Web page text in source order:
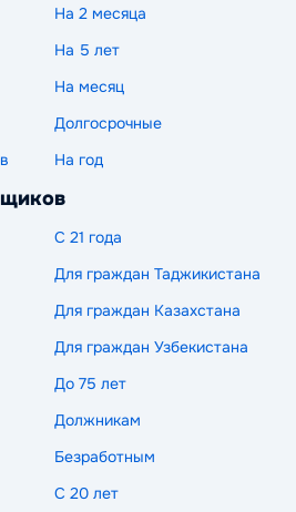
На 2 месяца
На 5 лет
На месяц
Долгосрочные
На год
С 21 года
Для граждан Таджикистана
Для граждан Казахстана
Для граждан Узбекистана
До 75 лет
Должникам
Безработным
С 20 лет